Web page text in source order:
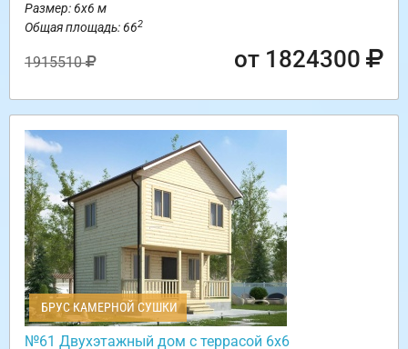
Размер: 6х6 м
Общая площадь: 662
1915510 от 1824300
БРУС КАМЕРНОЙ СУШКИ
№61 Двухэтажный дом с террасой 6х6